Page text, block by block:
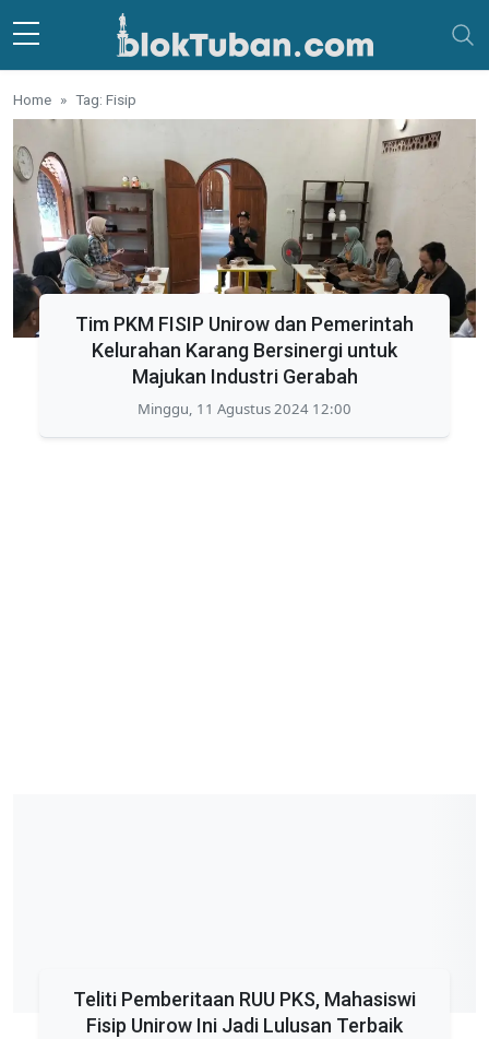
Skip to main content
Home Tag: Fisip
Tim PKM FISIP Unirow dan Pemerintah
Kelurahan Karang Bersinergi untuk
Majukan Industri Gerabah
Minggu, 11 Agustus 2024 12:00
Teliti Pemberitaan RUU PKS, Mahasiswi
Fisip Unirow Ini Jadi Lulusan Terbaik